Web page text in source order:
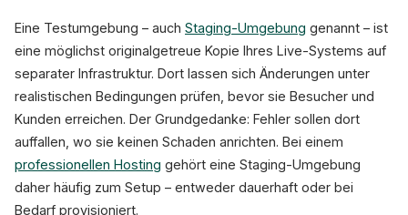
Eine Testumgebung – auch Staging-Umgebung genannt – ist
eine möglichst originalgetreue Kopie Ihres Live-Systems auf
separater Infrastruktur. Dort lassen sich Änderungen unter
realistischen Bedingungen prüfen, bevor sie Besucher und
Kunden erreichen. Der Grundgedanke: Fehler sollen dort
auffallen, wo sie keinen Schaden anrichten. Bei einem
professionellen Hosting gehört eine Staging-Umgebung
daher häufig zum Setup – entweder dauerhaft oder bei
Bedarf provisioniert.